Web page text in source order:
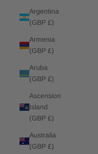
Argentina
(GBP £)
Armenia
(GBP £)
Aruba
(GBP £)
Ascension
Island
(GBP £)
Australia
(GBP £)